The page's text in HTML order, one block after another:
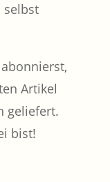
selbst
Artikel
geliefert.
bist!